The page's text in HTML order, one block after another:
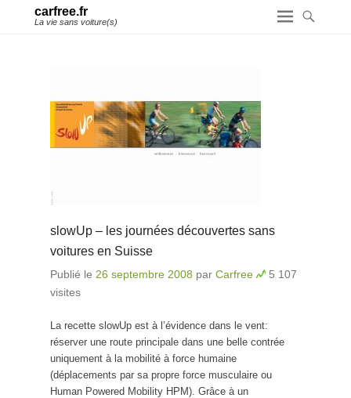
carfree.fr
La vie sans voiture(s)
slowUp – les journées découvertes sans
voitures en Suisse
Publié le 26 septembre 2008 par Carfree
5 107
visites
La recette slowUp est à l’évidence dans le vent:
réserver une route principale dans une belle contrée
uniquement à la mobilité à force humaine
(déplacements par sa propre force musculaire ou
Human Powered Mobility HPM). Grâce à un